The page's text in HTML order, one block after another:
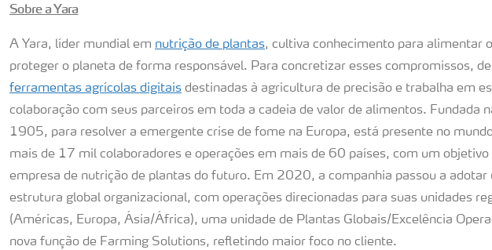
Sobre a Yara
A Yara, líder mundial em nutrição de plantas, cultiva conhecimento para alimentar
proteger o planeta de forma responsável. Para concretizar esses compromissos,
ferramentas agrícolas digitais destinadas à agricultura de precisão e trabalha em
colaboração com seus parceiros em toda a cadeia de valor de alimentos. Fundada
1905, para resolver a emergente crise de fome na Europa, está presente no
mais de 17 mil colaboradores e operações em mais de 60 países, com um objetivo
empresa de nutrição de plantas do futuro. Em 2020, a companhia passou a adotar
estrutura global organizacional, com operações direcionadas para suas unidades
(Américas, Europa, Ásia/África), uma unidade de Plantas Globais/Excelência
nova função de Farming Solutions, refletindo maior foco no cliente.